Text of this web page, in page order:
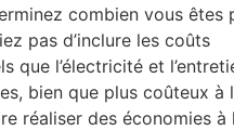
combien vous êtes
pas d’inclure les coûts
que l’électricité et
bien que plus coûteux à
réaliser des économies à